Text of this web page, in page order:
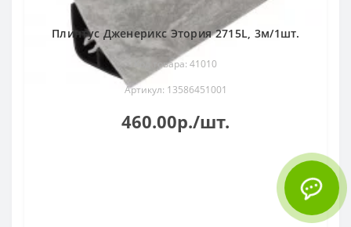
Плинтус Дженерикс Этория 2715L, 3м/1шт.
Код товара: 41010
Артикул: 13586451001
460.00р./шт.